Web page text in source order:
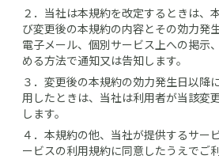
２． 当社は本規約を改定するときは、
び変更後の本規約の内容とその効力発
電子メール、個別サービス上への掲示
める方法で通知又は告知します。
３． 変更後の本規約の効力発生日以降
用したときは、当社は利用者が当該変
します。
４． 本規約の他、当社が提供するサー
ービスの利用規約に同意したうえでご